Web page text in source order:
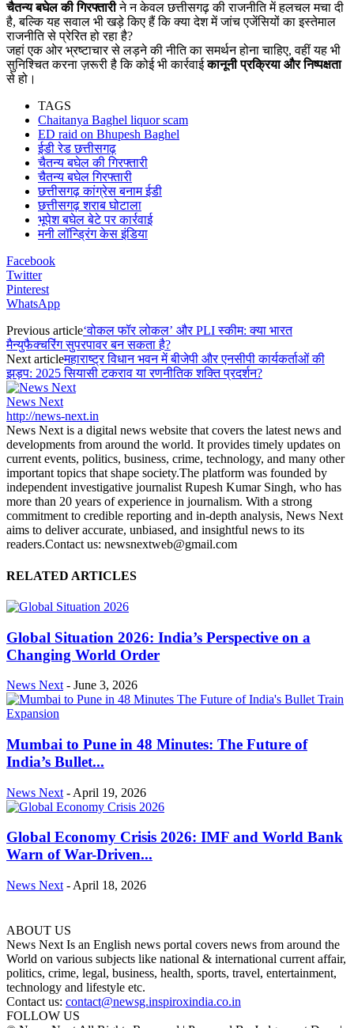
चैतन्य बघेल की गिरफ्तारीने न केवल छत्तीसगढ़ की राजनीति में हलचल मचा दी
है, बल्कि यह सवाल भी खड़े किए हैं कि क्या देश में जांच एजेंसियों का इस्तेमाल
राजनीति से प्रेरित हो रहा है?
जहां एक ओर भ्रष्टाचार से लड़ने की नीति का समर्थन होना चाहिए, वहीं यह भी
सुनिश्चित करना ज़रूरी है कि कोई भी कार्रवाईकानूनी प्रक्रिया और निष्पक्षता
से हो।
TAGS
Chaitanya Baghel liquor scam
ED raid on Bhupesh Baghel
ईडी रेड छत्तीसगढ़
चैतन्य बघेल की गिरफ्तारी
चैतन्य बघेल गिरफ्तारी
छत्तीसगढ़ कांग्रेस बनाम ईडी
छत्तीसगढ़ शराब घोटाला
भूपेश बघेल बेटे पर कार्रवाई
मनी लॉन्ड्रिंग केस इंडिया
Facebook
Twitter
Pinterest
WhatsApp
Previous article‘वोकल फॉर लोकल’ और PLI स्कीम: क्या भारत
मैन्युफैक्चरिंग सुपरपावर बन सकता है?
Next articleमहाराष्ट्र विधान भवन में बीजेपी और एनसीपी कार्यकर्ताओं की
झड़प: 2025 सियासी टकराव या रणनीतिक शक्ति प्रदर्शन?
News Next
http://news-next.in
News Next is a digital news website that covers the latest news and
developments from around the world. It provides timely updates on
current events, politics, business, crime, technology, and many other
important topics that shape society.The platform was founded by
independent investigative journalist Rupesh Kumar Singh, who has
more than 20 years of experience in journalism. With a strong
commitment to credible reporting and in-depth analysis, News Next
aims to deliver accurate, unbiased, and insightful news to its
readers.Contact us: newsnextweb@gmail.com
RELATED ARTICLES
Global Situation 2026: India’s Perspective on a
Changing World Order
News Next - June 3, 2026
Mumbai to Pune in 48 Minutes: The Future of
India’s Bullet...
News Next - April 19, 2026
Global Economy Crisis 2026: IMF and World Bank
Warn of War-Driven...
News Next - April 18, 2026
ABOUT US
News Next Is an English news portal covers news from around the
World on various subjects like national & international current affair,
politics, crime, legal, business, health, sports, travel, entertainment,
technology and lifestyle etc.
Contact us: contact@newsg.inspiroxindia.co.in
FOLLOW US